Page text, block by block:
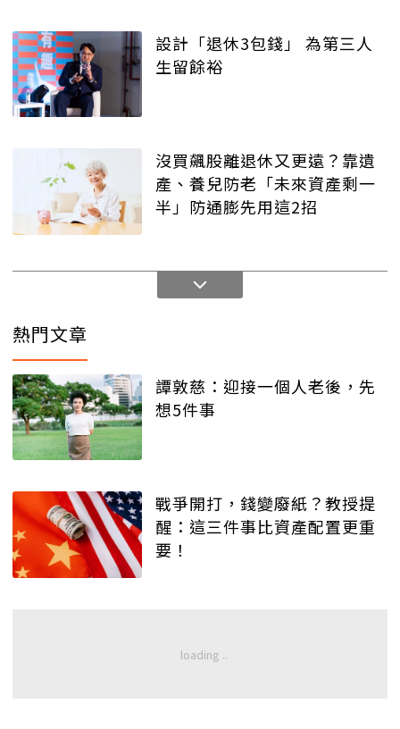
設計「退休3包錢」 為第三人
生留餘裕
沒買飆股離退休又更遠？靠遺
產、養兒防老「未來資產剩一
半」防通膨先用這2招
熱門文章
譚敦慈：迎接一個人老後，先
想5件事
戰爭開打，錢變廢紙？教授提
醒：這三件事比資產配置更重
要！